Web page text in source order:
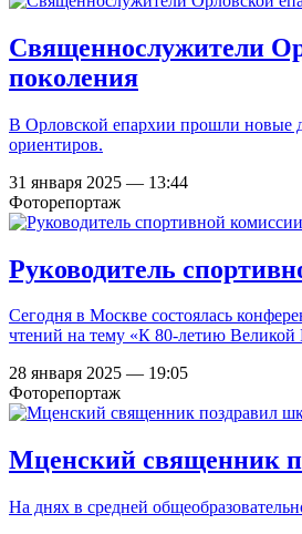
Священнослужители
поколения
В Орловской епархии прошли новые
ориентиров.
31 января 2025 — 13:44
Фоторепортаж
Руководитель
Сегодня в Москве состоялась
чтений на тему «К 80-летию Великой
28 января 2025 — 19:05
Фоторепортаж
Мценский священник
На днях в средней